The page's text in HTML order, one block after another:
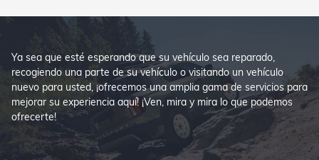
Ya sea que esté esperando que su vehículo sea reparado,
recogiendo una parte de su vehículo o visitando un vehículo
nuevo para usted, ¡ofrecemos una amplia gama de servicios para
mejorar su experiencia aquí! ¡Ven, mira y mira lo que podemos
ofrecerte!